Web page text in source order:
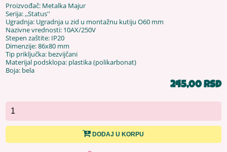
Proizvođač: Metalka Majur
Serija: ,,Status''
Ugradnja: Ugradnja u zid u montažnu kutiju O60 mm
Nazivne vrednosti: 10AX/250V
Stepen zaštite: IP20
Dimenzije: 86x80 mm
Tip priključka: bezvijčani
Materijal podsklopa: plastika (polikarbonat)
Boja: bela
245,00 RSD
DODAJ U KORPU